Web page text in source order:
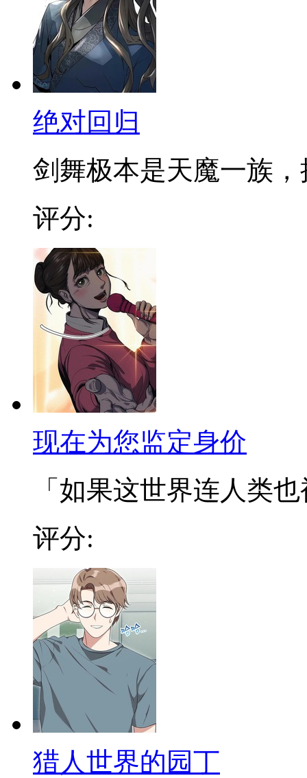
绝对回归
剑舞极本是天魔一族，
评分:
现在为您监定身价
「如果这世界连人类
评分:
猎人世界的园丁